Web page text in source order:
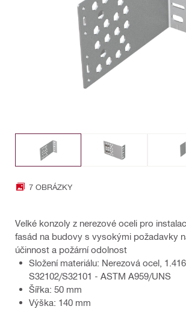
7 OBRÁZKY
Velké konzoly z nerezové oceli pro
fasád na budovy s vysokými požadavky
účinnost a požární odolnost
Složení materiálu: Nerezová ocel,
S32102/S32101 - ASTM A959/UNS
Šířka: 50 mm
Výška: 140 mm